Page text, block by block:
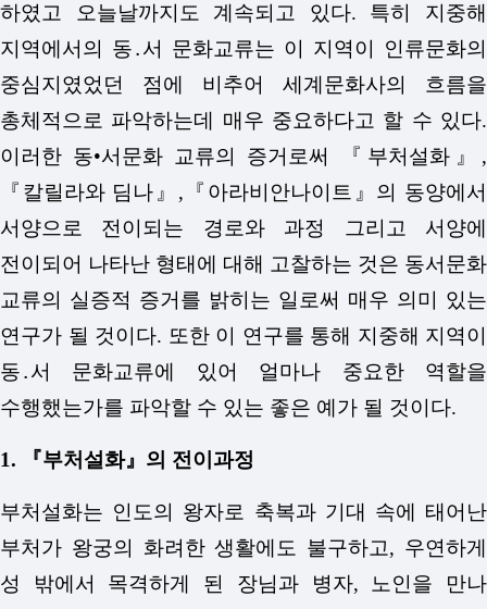
하였고 오늘날까지도 계속되고 있다. 특히 지중해
지역에서의 동․서 문화교류는 이 지역이 인류문화의
중심지였었던 점에 비추어 세계문화사의 흐름을
총체적으로 파악하는데 매우 중요하다고 할 수 있다.
이러한 동•서문화 교류의 증거로써 『부처설화』,
『칼릴라와 딤나』,『아라비안나이트』의 동양에서
서양으로 전이되는 경로와 과정 그리고 서양에
전이되어 나타난 형태에 대해 고찰하는 것은 동서문화
교류의 실증적 증거를 밝히는 일로써 매우 의미 있는
연구가 될 것이다. 또한 이 연구를 통해 지중해 지역이
동․서 문화교류에 있어 얼마나 중요한 역할을
수행했는가를 파악할 수 있는 좋은 예가 될 것이다.
1. 『부처설화』의 전이과정
부처설화는 인도의 왕자로 축복과 기대 속에 태어난
부처가 왕궁의 화려한 생활에도 불구하고, 우연하게
성 밖에서 목격하게 된 장님과 병자, 노인을 만나